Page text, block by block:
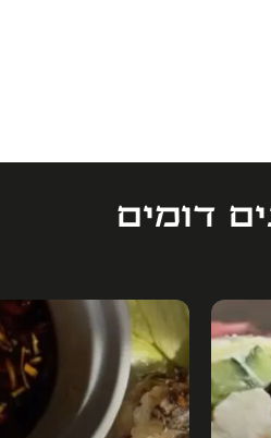
דומים